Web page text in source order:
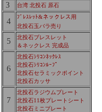
3 台湾 北投石 原石
4
ﾌﾞﾚｽﾚｯﾄ&ネックレス用
北投石玉バラ売り
5
北投石ブレスレット
＆ネックレス 完成品
6
北投石ｼﾘｺﾝﾈｯｸﾚｽ
北投石ｼﾘｺﾝﾙｰﾌﾟ
北投石セラミックポイント
北投石カッサ
7
北投石ラジウムプレート
北投石11枚プレートシート
北投石ミニプレート